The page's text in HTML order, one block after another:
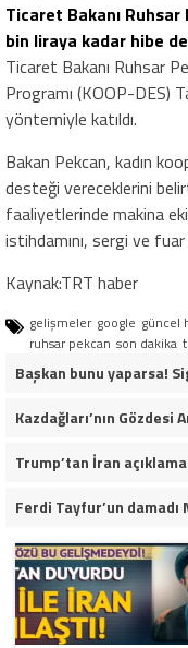
Ticaret Bakanı
bin liraya kadar hibe
Ticaret Bakanı Ruhsar
Programı (KOOP-DES)
yöntemiyle katıldı.
Bakan Pekcan, kadın
desteği vereceklerini
faaliyetlerinde makina
istihdamını, sergi ve fuar
Kaynak:TRT haber
gelişmeler google güncel
ruhsar pekcan son dakika
Başkan bunu yaparsa!
Ferdi Tayfur’un damadı